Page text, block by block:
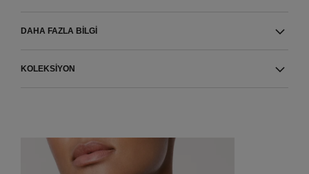
DAHA FAZLA BILGI
KOLEKSIYON